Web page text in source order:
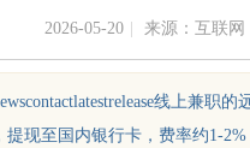
2026-05-20 来源：互联网
线上兼职
提现至国内银行卡，费率约1-